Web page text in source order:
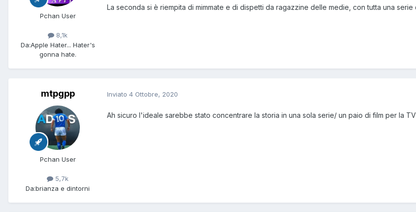
Pchan User
8,1k
Da:Apple Hater... Hater's
gonna hate.
La seconda si è riempita di mimmate e di dispetti da ragazzine delle medie, con tutta una
mtpgpp
Pchan User
5,7k
Da:brianza e dintorni
Inviato 4 Ottobre, 2020
Ah sicuro l'ideale sarebbe stato concentrare la storia in una sola serie/ un paio di film per la